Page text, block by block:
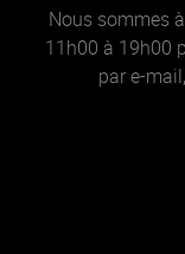
Nous sommes
11h00 à 19h00
par e-